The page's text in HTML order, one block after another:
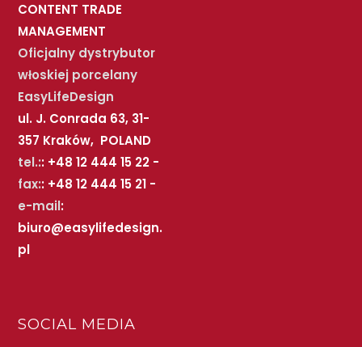
CONTENT TRADE
MANAGEMENT
Oficjalny dystrybutor
włoskiej porcelany
EasyLifeDesign
ul. J. Conrada 63, 31-
357 Kraków, POLAND
tel.:: +48 12 444 15 22 -
fax:: +48 12 444 15 21 -
e-mail:
biuro@easylifedesign.
pl
SOCIAL MEDIA